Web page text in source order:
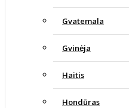
Gvatemala
Gvinėja
Haitis
Hondūras